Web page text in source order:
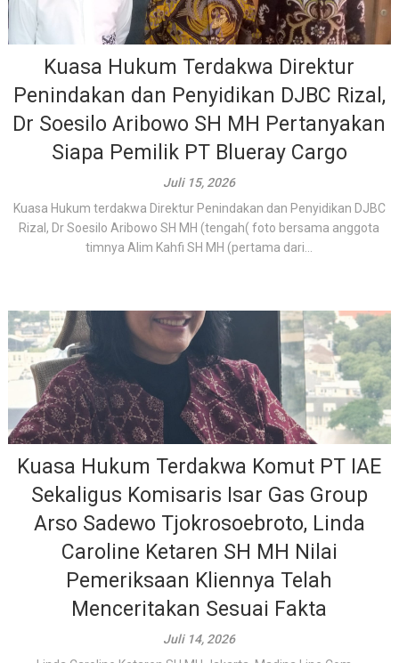
Kuasa Hukum Terdakwa Direktur
Penindakan dan Penyidikan DJBC Rizal,
Dr Soesilo Aribowo SH MH Pertanyakan
Siapa Pemilik PT Blueray Cargo
Juli 15, 2026
Kuasa Hukum terdakwa Direktur Penindakan dan Penyidikan DJBC
Rizal, Dr Soesilo Aribowo SH MH (tengah( foto bersama anggota
timnya Alim Kahfi SH MH (pertama dari...
Kuasa Hukum Terdakwa Komut PT IAE
Sekaligus Komisaris Isar Gas Group
Arso Sadewo Tjokrosoebroto, Linda
Caroline Ketaren SH MH Nilai
Pemeriksaan Kliennya Telah
Menceritakan Sesuai Fakta
Juli 14, 2026